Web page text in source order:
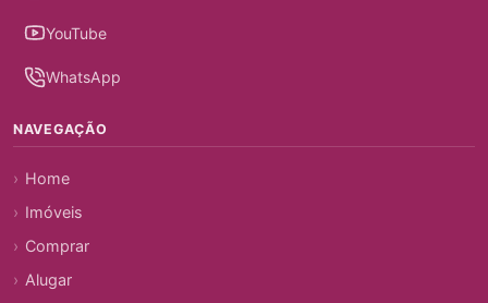
YouTube
WhatsApp
NAVEGAÇÃO
Home
Imóveis
Comprar
Alugar